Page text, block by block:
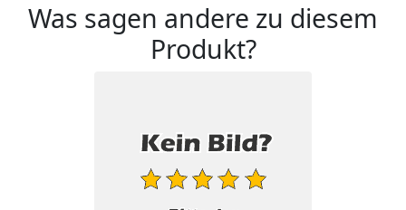
Was sagen andere zu diesem
Produkt?